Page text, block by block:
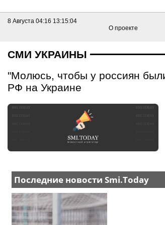
8 Августа 04:16 13:15:04
О проекте
СМИ УКРАИНЫ
"Молюсь, чтобы у россиян
РФ на Украине